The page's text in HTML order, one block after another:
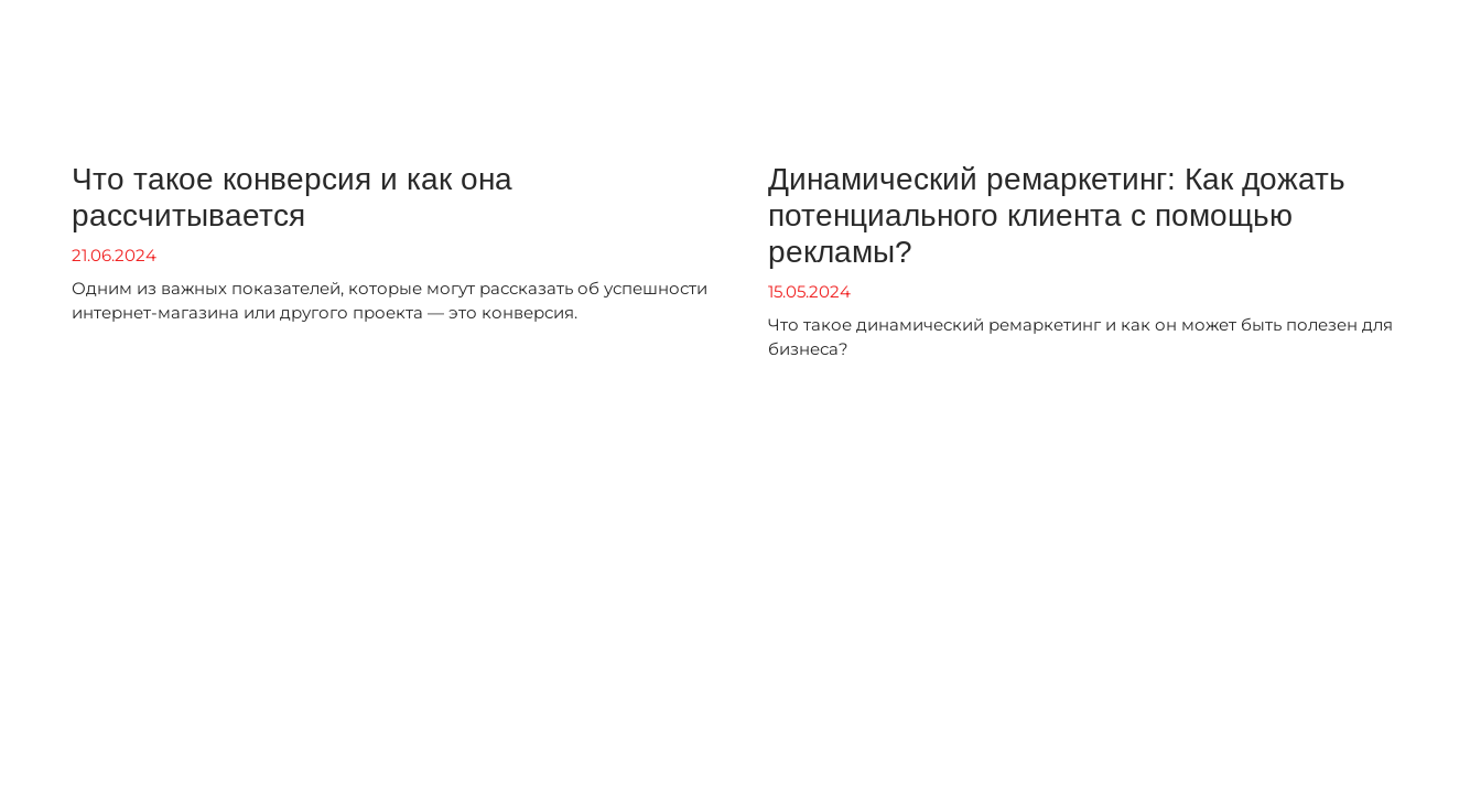
Что такое конверсия и как она
рассчитывается
21.06.2024
Одним из важных показателей, которые могут рассказать об успешности
интернет-магазина или другого проекта — это конверсия.
Динамический ремаркетинг: Как дожать
потенциального клиента с помощью
рекламы?
15.05.2024
Что такое динамический ремаркетинг и как он может быть полезен для
бизнеса?